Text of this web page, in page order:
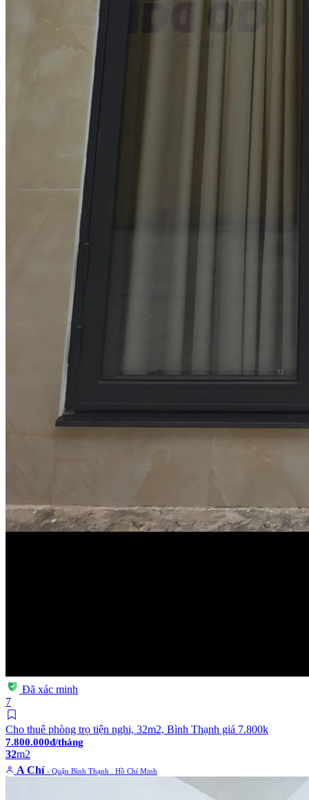
Đã xác minh
7
Cho thuê phòng trọ tiện nghi, 32m2, Bình Thạnh giá 7.800k
7.800.000đ/tháng
32m2
A Chí - Quận Bình Thạnh . Hồ Chí Minh